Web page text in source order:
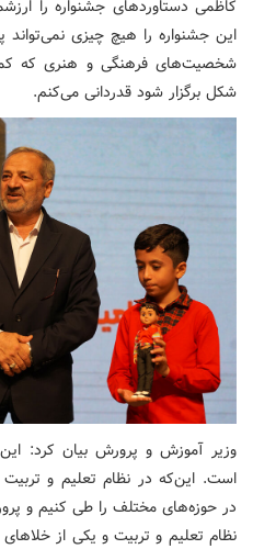
کاظمی دستاوردهای جشنواره را
این جشنواره را هیچ چیزی نمی‌تواند
شخصیت‌های فرهنگی و هنری که
شکل برگزار شود قدردانی می‌کنم.
وزیر آموزش و پرورش بیان کرد:
است. این‌که در نظام تعلیم و
در حوزه‌های مختلف را طی کنیم و
نظام تعلیم و تربیت و یکی از